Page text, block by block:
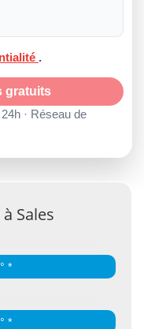
.
gratuits
· Réseau de
Sales
*
*